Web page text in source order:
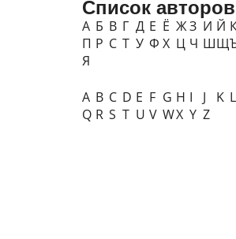
Список авторов
А Б В Г Д Е Ё ЖЗ И Й
П Р С Т У Ф Х Ц Ч ШЩ
Я
A B C D E F G H I J K L
Q R S T U V WX Y Z